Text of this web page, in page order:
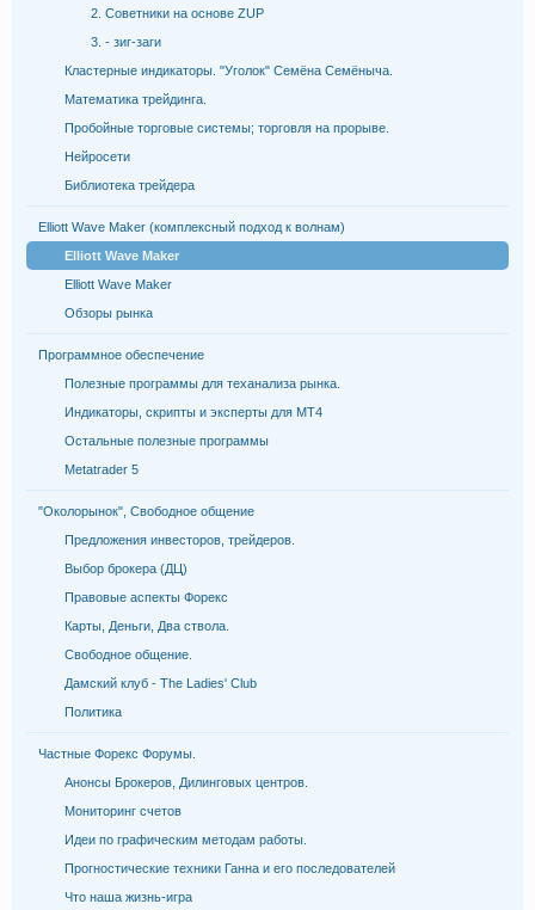
2. Советники на основе ZUP
3. - зиг-заги
Кластерные индикаторы. "Уголок" Семёна Семёныча.
Математика трейдинга.
Пробойные торговые системы; торговля на прорыве.
Нейросети
Библиотека трейдера
Elliott Wave Maker (комплексный подход к волнам)
Elliott Wave Maker
Elliott Wave Maker
Обзоры рынка
Программное обеспечение
Полезные программы для теханализа рынка.
Индикаторы, скрипты и эксперты для МТ4
Остальные полезные программы
Metatrader 5
"Околорынок", Свободное общение
Предложения инвесторов, трейдеров.
Выбор брокера (ДЦ)
Правовые аспекты Форекс
Карты, Деньги, Два ствола.
Свободное общение.
Дамский клуб - The Ladies' Club
Политика
Частные Форекс Форумы.
Анонсы Брокеров, Дилинговых центров.
Мониторинг счетов
Идеи по графическим методам работы.
Прогностические техники Ганна и его последователей
Что наша жизнь-игра